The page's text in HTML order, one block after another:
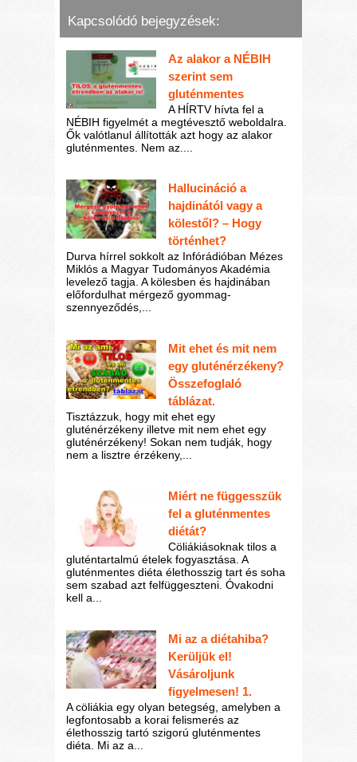
Kapcsolódó bejegyzések:
Az alakor a NÉBIH
szerint sem
gluténmentes
A HÍRTV hívta fel a
NÉBIH figyelmét a megtévesztő weboldalra.
Ők valótlanul állították azt hogy az alakor
gluténmentes. Nem az....
Hallucináció a
hajdinától vagy a
kölestől? – Hogy
történhet?
Durva hírrel sokkolt az Infórádióban Mézes
Miklós a Magyar Tudományos Akadémia
levelező tagja. A kölesben és hajdinában
előfordulhat mérgező gyommag-
szennyeződés,...
Mit ehet és mit nem
egy gluténérzékeny?
Összefoglaló
táblázat.
Tisztázzuk, hogy mit ehet egy
gluténérzékeny illetve mit nem ehet egy
gluténérzékeny! Sokan nem tudják, hogy
nem a lisztre érzékeny,...
Miért ne függesszük
fel a gluténmentes
diétát?
Cöliákiásoknak tilos a
gluténtartalmú ételek fogyasztása. A
gluténmentes diéta élethosszig tart és soha
sem szabad azt felfüggeszteni. Óvakodni
kell a...
Mi az a diétahiba?
Kerüljük el!
Vásároljunk
figyelmesen! 1.
A cöliákia egy olyan betegség, amelyben a
legfontosabb a korai felismerés az
élethosszig tartó szigorú gluténmentes
diéta. Mi az a...